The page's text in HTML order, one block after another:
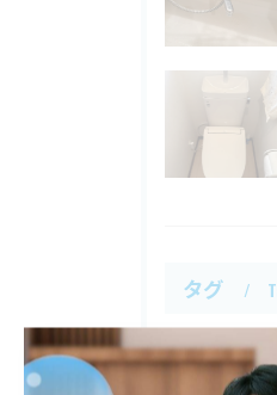
タグ
川口市 屋外